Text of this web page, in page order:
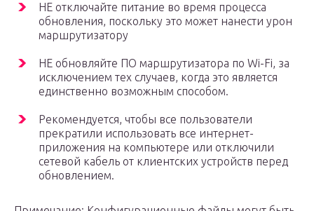
НЕ отключайте питание во время процесса
обновления, поскольку это может нанести урон
маршрутизатору
НЕ обновляйте ПО маршрутизатора по Wi-Fi, за
исключением тех случаев, когда это является
единственно возможным способом.
Рекомендуется, чтобы все пользователи
прекратили использовать все интернет-
приложения на компьютере или отключили
сетевой кабель от клиентских устройств перед
обновлением.